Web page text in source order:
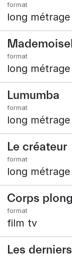
long métrage
long métrage
Lumumba
long métrage
Le créateur
long métrage
Corps
film tv
Les